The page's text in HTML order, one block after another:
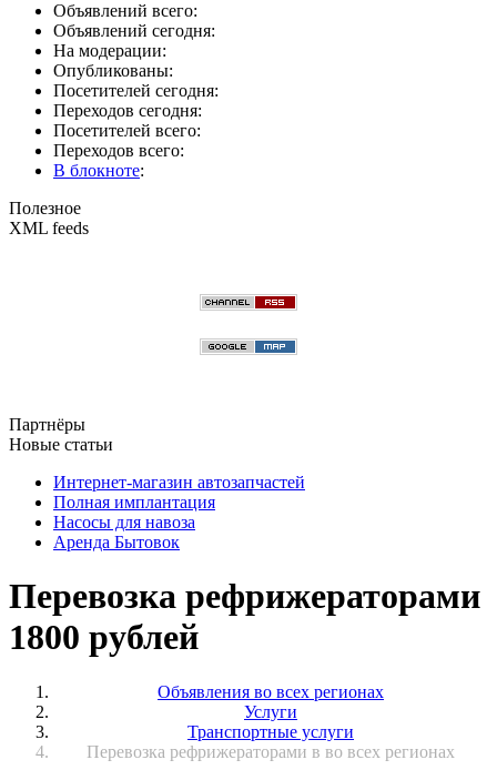
Объявлений всего:
Объявлений сегодня:
На модерации:
Опубликованы:
Посетителей сегодня:
Переходов сегодня:
Посетителей всего:
Переходов всего:
В блокноте:
Полезное
XML feeds
Партнёры
Новые статьи
Интернет-магазин автозапчастей
Полная имплантация
Насосы для навоза
Аренда Бытовок
Перевозка рефрижераторами
1800 рублей
Объявления во всех регионах
Услуги
Транспортные услуги
Перевозка рефрижераторами в во всех регионах